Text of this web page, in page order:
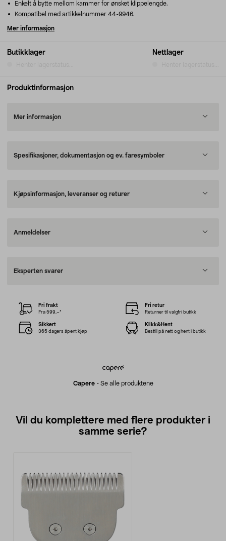
Butikklager Nettlager
Enkelt å bytte mellom kammer for ønsket klippelengde.
Kompatibel med artikkelnummer 44-9946.
Mer informasjon
Produktinformasjon
Mer informasjon
Spesifikasjoner, dokumentasjon og ev. faresymboler
Kjøpsinformasjon, leveranser og returer
Anmeldelser
Eksperten svarer
Capere- Se alle produktene
Fri frakt
Fra 599,–*
Fri retur
Returner til valgfri butikk
Sikkert
365 dagers åpent kjøp
Klikk&Hent
Bestill på nett og hent i butikk
Vil du komplettere med flere produkter i
samme serie?